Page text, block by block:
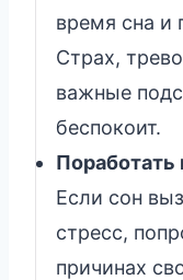
время сна и
Страх,
важные
беспокоит.
Поработать
Если сон
стресс,
причинах